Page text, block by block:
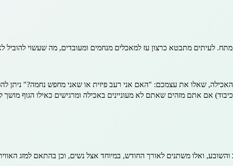
לעיתים מתבטא כרצון עז למאכלים מנחמים ומעובדים, מה שעשוי להוביל
האכילה, שאלו את עצמכם: "האם אני רעב פיזית או שאני מחפש נחמה?" ניתן
אם אתם מזהים שאתם לא מעוניינים באכילה ומרגישים כאילו הגוף מושך
והשובע, ואלו משתנים לאורך החודש, במיוחד אצל נשים, וכן בהתאם למזג